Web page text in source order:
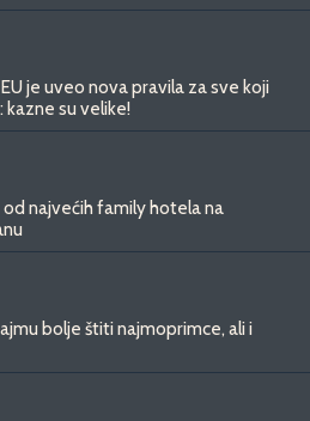
je uveo nova pravila za sve koji
kazne su velike!
najvećih family hotela na
bolje štiti najmoprimce, ali i